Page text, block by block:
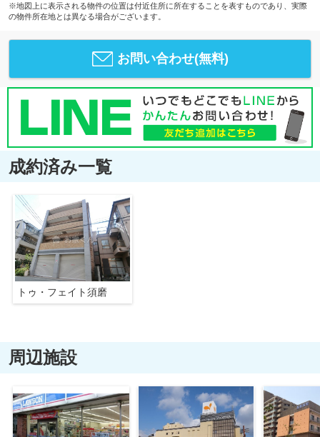
※地図上に表示される物件の位置は付近住所に所在することを表すものであり、実際
の物件所在地とは異なる場合がございます。
お問い合わせ(無料)
成約済み一覧
トゥ・フェイト須磨
周辺施設